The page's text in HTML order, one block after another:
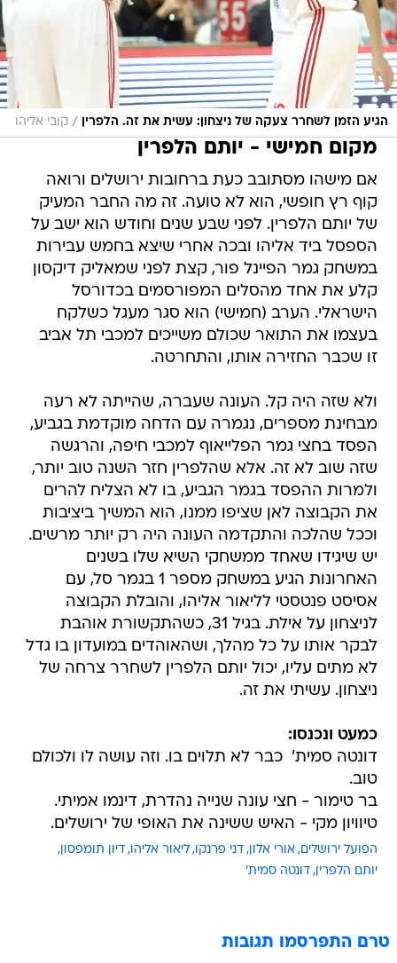
הגיע הזמן לשחרר צעקה של ניצחון: עשית את זה. הלפרין / קובי אליהו
מקום חמישי - יותם הלפרין
אם מישהו מסתובב כעת ברחובות ירושלים ורואה
קוף רץ חופשי, הוא לא טועה. זה מה החבר המעיק
של יותם הלפרין. לפני שבע שנים וחודש הוא ישב על
הספסל ביד אליהו ובכה אחרי שיצא בחמש עבירות
במשחק גמר הפיינל פור, קצת לפני שמאליק דיקסון
קלע את אחד מהסלים המפורסמים בכדורסל
הישראלי. הערב (חמישי) הוא סגר מעגל כשלקח
בעצמו את התואר שכולם משייכים למכבי תל אביב 
זו שכבר החזירה אותו, והתחרטה.
ולא שזה היה קל. העונה שעברה, שהייתה לא רעה
מבחינת מספרים, נגמרה עם הדחה מוקדמת בגביע,
הפסד בחצי גמר הפלייאוף למכבי חיפה, והרגשה
שזה שוב לא זה. אלא שהלפרין חזר השנה טוב יותר,
ולמרות ההפסד בגמר הגביע, בו לא הצליח להרים
את הקבוצה לאן שציפו ממנו, הוא המשיך ביציבות
וככל שהלכה והתקדמה העונה היה רק יותר מרשים.
יש שיגידו שאחד ממשחקי השיא שלו בשנים
האחרונות הגיע במשחק מספר 1 בגמר סל, עם
אסיסט פנטסטי לליאור אליהו, והובלת הקבוצה
לניצחון על אילת. בגיל 31, כשהתקשורת אוהבת
לבקר אותו על כל מהלך, ושהאוהדים במועדון בו גדל
לא מתים עליו, יכול יותם הלפרין לשחרר צרחה של
ניצחון. עשיתי את זה.
כמעט ונכנסו:
דונטה סמית'  כבר לא תלוים בו. וזה עושה לו ולכולם
טוב.
בר טימור - חצי עונה שנייה נהדרת, דינמו אמיתי.
טיוויון מקי - האיש ששינה את האופי של ירושלים.
הפועל ירושלים אורי אלון דני פרנקו ליאור אליהו דיון תומפסון
יותם הלפרין דונטה סמית'
טרם התפרסמו תגובות